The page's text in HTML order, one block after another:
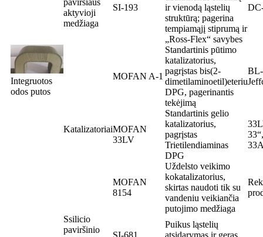
paviršiaus
aktyvioji
medžiaga
SI-193
ir vienodą ląstelių
struktūrą; pagerina
tempiamąjį stiprumą ir
„Ross-Flex“ savybes
Integruotos
odos putos
Katalizatoriai
MOFAN A-1
Standartinis pūtimo
katalizatorius,
pagrįstas bis(2-
dimetilaminoetil)eteriu
DPG, pagerinantis
tekėjimą
MOFAN
33LV
Standartinis gelio
katalizatorius,
pagrįstas
Trietilendiaminas
DPG
MOFAN
8154
Uždelsto veikimo
kokatalizatorius,
skirtas naudoti tik su
vandeniu veikiančia
putojimo medžiaga
Ssilicio
paviršinio
Puikus ląstelių